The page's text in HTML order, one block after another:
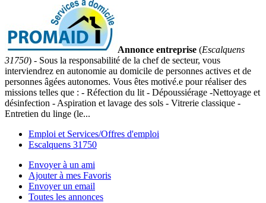
Annonce entreprise (Escalquens
31750) - Sous la responsabilité de la chef de secteur, vous
interviendrez en autonomie au domicile de personnes actives et de
personnes âgées autonomes. Vous êtes motivé.e pour réaliser des
missions telles que : - Réfection du lit - Dépoussiérage -Nettoyage et
désinfection - Aspiration et lavage des sols - Vitrerie classique -
Entretien du linge (le...
Emploi et Services/Offres d'emploi
Escalquens 31750
Envoyer à un ami
Ajouter à mes Favoris
Envoyer un email
Toutes les annonces